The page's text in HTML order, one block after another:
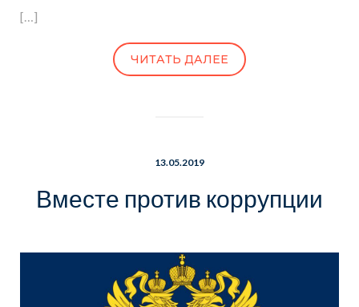
[…]
ЧИТАТЬ ДАЛЕЕ
13.05.2019
Вместе против коррупции